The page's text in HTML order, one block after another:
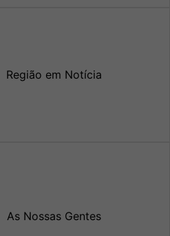
Região em Notícia
As Nossas Gentes